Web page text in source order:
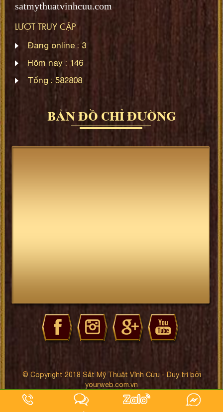
satmythuatvinhcuu.com
LƯỢT TRUY CẬP
Đang online : 3
Hôm nay : 146
Tổng : 582808
© Copyright 2018 Sắt Mỹ Thuật Vĩnh Cửu - Duy trì bởi
yourweb.com.vn